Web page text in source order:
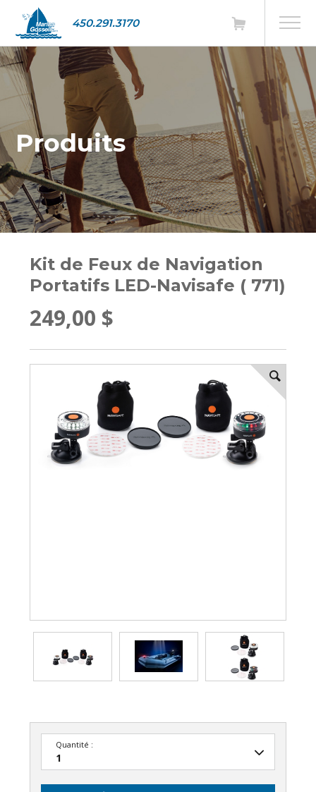
450.291.3170
Produits
Kit de Feux de Navigation
Portatifs LED-Navisafe ( 771)
249,00 $
Quantité :